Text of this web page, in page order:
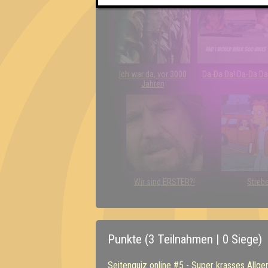
Ich war da, vor 3000
Jahren
Da-Da Da! Da-Da
Wir sind ERSTER?!
Punkte (3 Teilnahmen | 0 Siege)
Seitenquiz online #5 - Super krasses